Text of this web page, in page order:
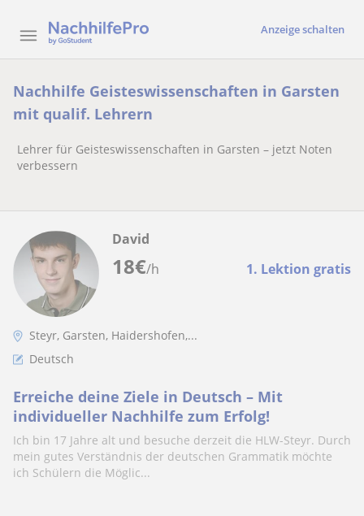
Anzeige schalten
Nachhilfe Geisteswissenschaften in Garsten
mit qualif. Lehrern
Lehrer für Geisteswissenschaften in Garsten – jetzt Noten
verbessern
18€/h 1. Lektion gratis
David
Steyr, Garsten, Haidershofen,...
Deutsch
Erreiche deine Ziele in Deutsch – Mit
individueller Nachhilfe zum Erfolg!
Ich bin 17 Jahre alt und besuche derzeit die HLW-Steyr. Durch
mein gutes Verständnis der deutschen Grammatik möchte
ich Schülern die Möglic...